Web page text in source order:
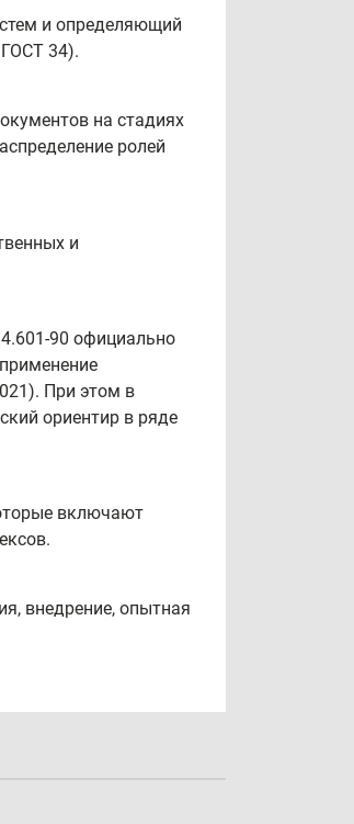
и определяющий
34).
на стадиях
ролей
и
90 официально
При этом в
ориентир в ряде
включают
внедрение, опытная